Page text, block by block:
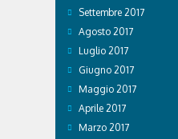
Settembre 2017
Agosto 2017
Luglio 2017
Giugno 2017
Maggio 2017
Aprile 2017
Marzo 2017